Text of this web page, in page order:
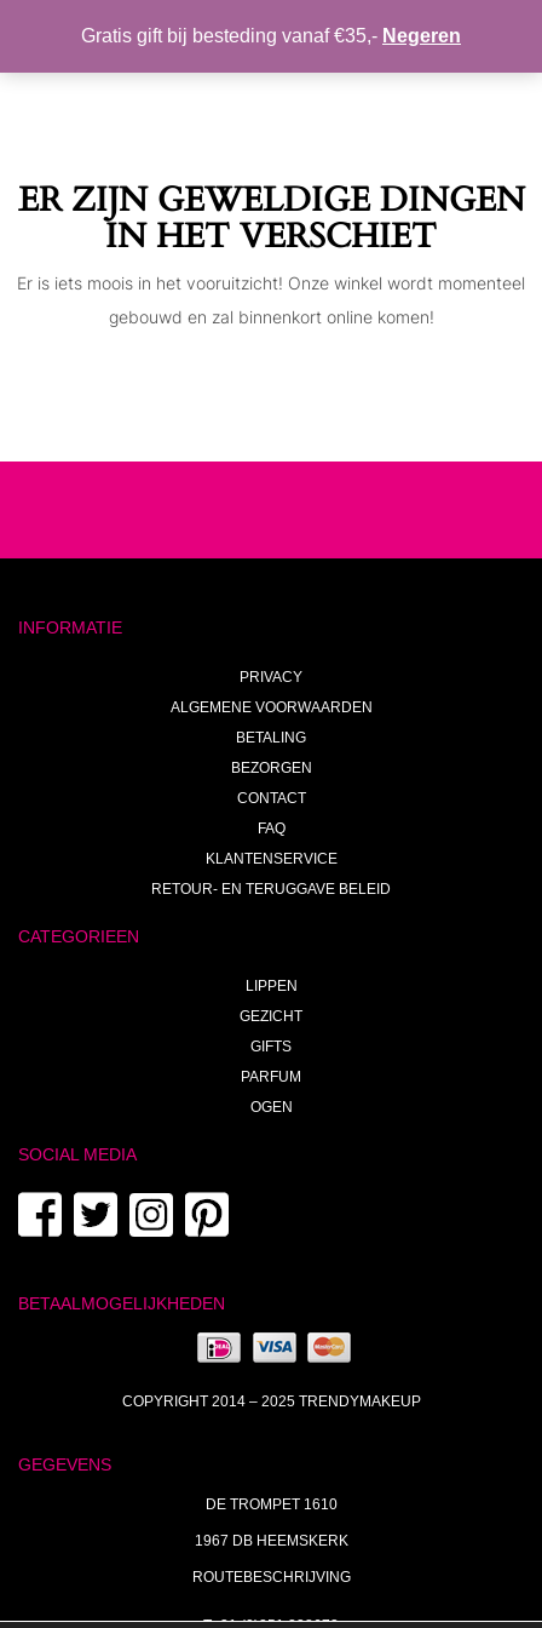
Toggle
MIJN ACCOUNT VERLANGLIJST
ER ZIJN GEWELDIGE DINGEN
IN HET VERSCHIET
Er is iets moois in het vooruitzicht! Onze winkel wordt momenteel
gebouwd en zal binnenkort online komen!
INFORMATIE
PRIVACY
ALGEMENE VOORWAARDEN
BETALING
BEZORGEN
CONTACT
FAQ
KLANTENSERVICE
RETOUR- EN TERUGGAVE BELEID
CATEGORIEEN
LIPPEN
GEZICHT
GIFTS
PARFUM
OGEN
SOCIAL MEDIA
BETAALMOGELIJKHEDEN
COPYRIGHT 2014 – 2025 TRENDYMAKEUP
GEGEVENS
DE TROMPET 1610
1967 DB HEEMSKERK
ROUTEBESCHRIJVING
Gratis gift bij besteding vanaf €35,- Negeren